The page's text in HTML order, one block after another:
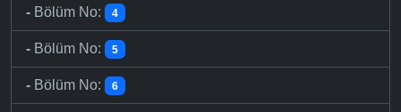
- Bölüm No: 4
- Bölüm No: 5
- Bölüm No: 6